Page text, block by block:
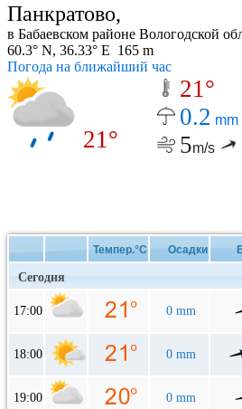
Панкратово,
в Бабаевском районе Вологодской
60.3° N, 36.33° E 165 m
Погода на ближайший час
21°
21°
0.2 mm
5m/s
Темпер.°C Осадки
Сегодня
17:00 0 mm
18:00 0 mm
19:00 0 mm